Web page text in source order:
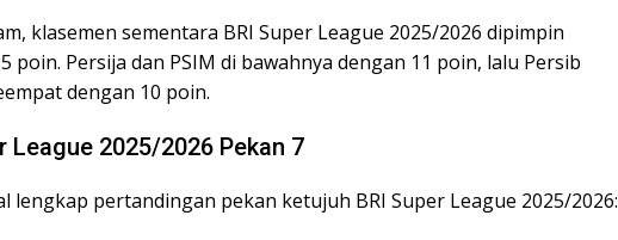
klasemen sementara BRI Super League 2025/2026 dipimpin
poin. Persija dan PSIM di bawahnya dengan 11 poin, lalu Persib
dengan 10 poin.
League 2025/2026 Pekan 7
lengkap pertandingan pekan ketujuh BRI Super League 2025/2026: